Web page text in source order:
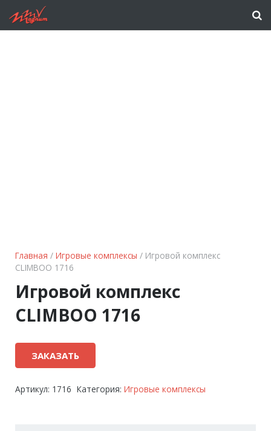
Главная / Игровые комплексы / Игровой комплекс
CLIMBOO 1716
Игровой комплекс
CLIMBOO 1716
ЗАКАЗАТЬ
Артикул: 1716 Категория: Игровые комплексы